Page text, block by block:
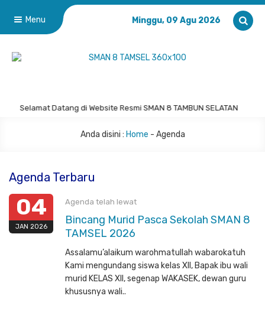
Menu Minggu, 09 Agu 2026
Selamat Datang di Website Resmi SMAN 8 TAMBUN SELATAN
Anda disini : Home - Agenda
Agenda Terbaru
04
JAN 2026
Agenda telah lewat
Bincang Murid Pasca Sekolah SMAN 8
TAMSEL 2026
Assalamu’alaikum warohmatullah wabarokatuh
Kami mengundang siswa kelas XII, Bapak ibu wali
murid KELAS XII, segenap WAKASEK, dewan guru
khususnya wali..